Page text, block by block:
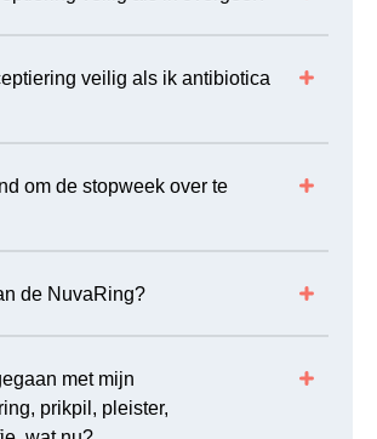
veilig als ik antibiotica
om de stopweek over te
de NuvaRing?
met mijn
prikpil, pleister,